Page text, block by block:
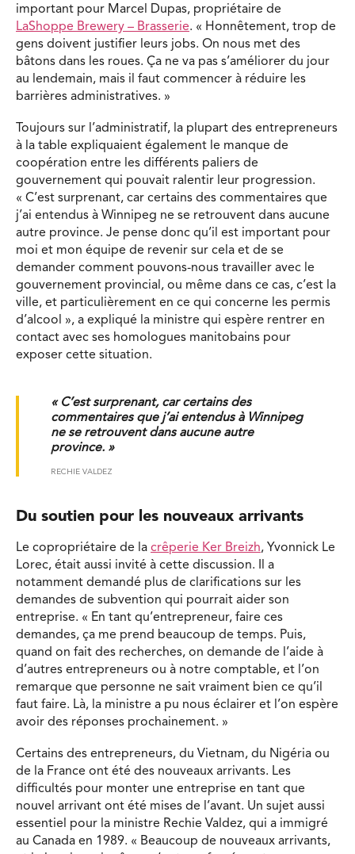
important pour Marcel Dupas, propriétaire de
LaShoppe Brewery – Brasserie. « Honnêtement, trop de
gens doivent justifier leurs jobs. On nous met des
bâtons dans les roues. Ça ne va pas s’améliorer du jour
au lendemain, mais il faut commencer à réduire les
barrières administratives. »
Toujours sur l’administratif, la plupart des entrepreneurs
à la table expliquaient également le manque de
coopération entre les différents paliers de
gouvernement qui pouvait ralentir leur progression.
« C’est surprenant, car certains des commentaires que
j’ai entendus à Winnipeg ne se retrouvent dans aucune
autre province. Je pense donc qu’il est important pour
moi et mon équipe de revenir sur cela et de se
demander comment pouvons-nous travailler avec le
gouvernement provincial, ou même dans ce cas, c’est la
ville, et particulièrement en ce qui concerne les permis
d’alcool », a expliqué la ministre qui espère rentrer en
contact avec ses homologues manitobains pour
exposer cette situation.
« C’est surprenant, car certains des
commentaires que j’ai entendus à Winnipeg
ne se retrouvent dans aucune autre
province. »
RECHIE VALDEZ
Du soutien pour les nouveaux arrivants
Le copropriétaire de la crêperie Ker Breizh, Yvonnick Le
Lorec, était aussi invité à cette discussion. Il a
notamment demandé plus de clarifications sur les
demandes de subvention qui pourrait aider son
entreprise. « En tant qu’entrepreneur, faire ces
demandes, ça me prend beaucoup de temps. Puis,
quand on fait des recherches, on demande de l’aide à
d’autres entrepreneurs ou à notre comptable, et l’on
remarque que personne ne sait vraiment bien ce qu’il
faut faire. Là, la ministre a pu nous éclairer et l’on espère
avoir des réponses prochainement. »
Certains des entrepreneurs, du Vietnam, du Nigéria ou
de la France ont été des nouveaux arrivants. Les
difficultés pour monter une entreprise en tant que
nouvel arrivant ont été mises de l’avant. Un sujet aussi
essentiel pour la ministre Rechie Valdez, qui a immigré
au Canada en 1989. « Beaucoup de nouveaux arrivants,